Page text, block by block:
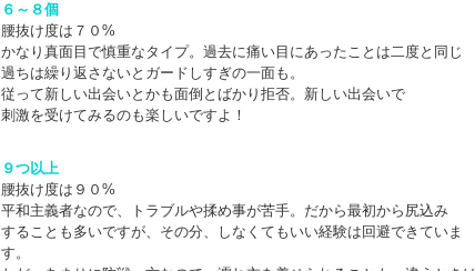
６～８個
腰抜け度は７０%
かなり真面目で慎重なタイプ。過去に痛い目にあったことは二度と同じ
過ちは繰り返さないとガードしすぎの一面も。
従って新しい出会いとかも面倒とばかり拒否。新しい出会いで
刺激を受けてみるのも楽しいですよ！
９つ以上
腰抜け度は９０%
平和主義者なので、トラブルや揉め事が苦手。だから最初から尻込み
することも多いですが、その分、しなくてもいい経験は回避できていま
す。